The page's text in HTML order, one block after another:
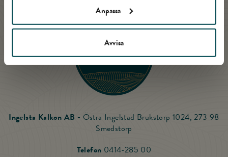
Anpassa
Avvisa
Ingelsta Kalkon AB - Östra Ingelstad Brukstorp 1024, 273 98
Smedstorp
Telefon 0414-285 00